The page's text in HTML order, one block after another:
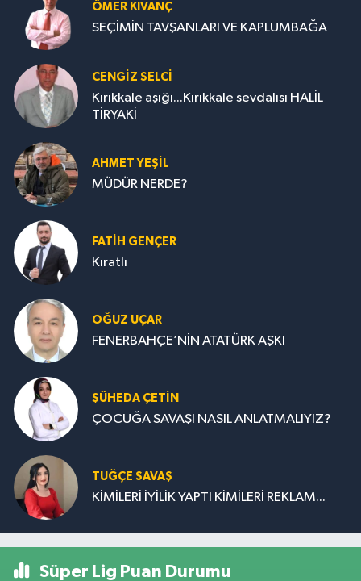
ÖMER KIVANÇ
SEÇİMİN TAVŞANLARI VE KAPLUMBAĞA
CENGİZ SELCİ
Kırıkkale aşığı...Kırıkkale sevdalısı HALİL
TİRYAKİ
AHMET YEŞİL
MÜDÜR NERDE?
FATIH GENÇER
Kıratlı
OĞUZ UÇAR
FENERBAHÇE’NİN ATATÜRK AŞKI
ŞÜHEDA ÇETİN
ÇOCUĞA SAVAŞI NASIL ANLATMALIYIZ?
TUĞÇE SAVAŞ
KİMİLERİ İYİLİK YAPTI KİMİLERİ REKLAM...
Süper Lig Puan Durumu